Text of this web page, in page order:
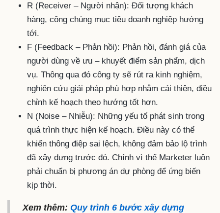
R (Receiver – Người nhận): Đối tượng khách
hàng, công chúng mục tiêu doanh nghiệp hướng
tới.
F (Feedback – Phản hồi): Phản hồi, đánh giá của
người dùng về ưu – khuyết điểm sản phẩm, dịch
vụ. Thông qua đó công ty sẽ rút ra kinh nghiệm,
nghiên cứu giải pháp phù hợp nhằm cải thiện, điều
chỉnh kế hoạch theo hướng tốt hơn.
N (Noise – Nhiễu): Những yếu tố phát sinh trong
quá trình thực hiện kế hoạch. Điều này có thể
khiến thông điệp sai lệch, không đảm bảo lộ trình
đã xây dựng trước đó. Chính vì thế Marketer luôn
phải chuẩn bị phương án dự phòng để ứng biến
kịp thời.
Xem thêm: Quy trình 6 bước xây dựng